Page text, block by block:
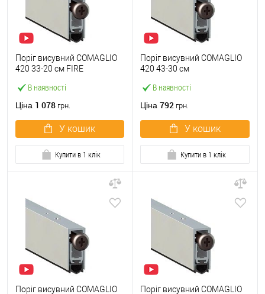
В наявності
Поріг висувний COMAGLIO
420 33-20 см FIRE
Ціна 1 078 грн.
У кошик
Купити в 1 клік
В наявності
Поріг висувний COMAGLIO
420 43-30 см
Ціна 792 грн.
У кошик
Купити в 1 клік
Поріг висувний COMAGLIO
Поріг висувний COMAGLIO